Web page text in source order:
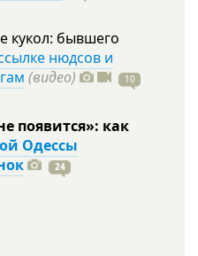
кукол: бывшего
нюдсов и
(видео) 10
появится»: как
Одессы
24